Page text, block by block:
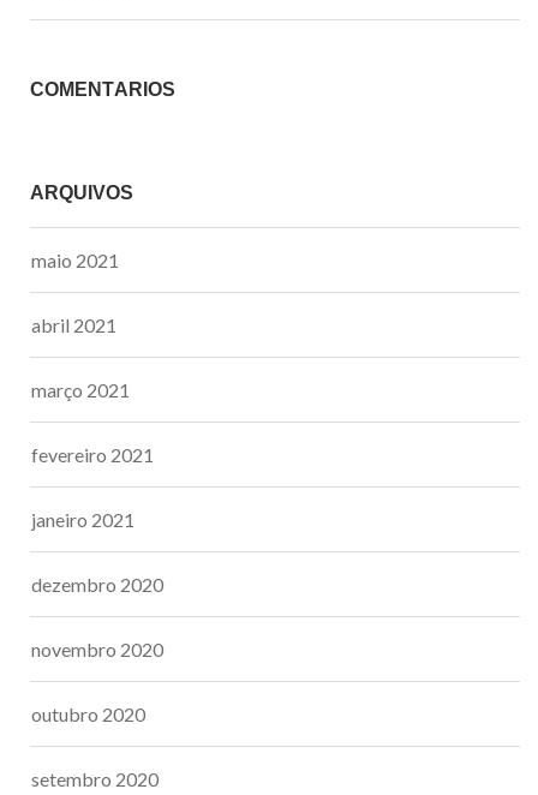
COMENTÁRIOS
ARQUIVOS
maio 2021
abril 2021
março 2021
fevereiro 2021
janeiro 2021
dezembro 2020
novembro 2020
outubro 2020
setembro 2020